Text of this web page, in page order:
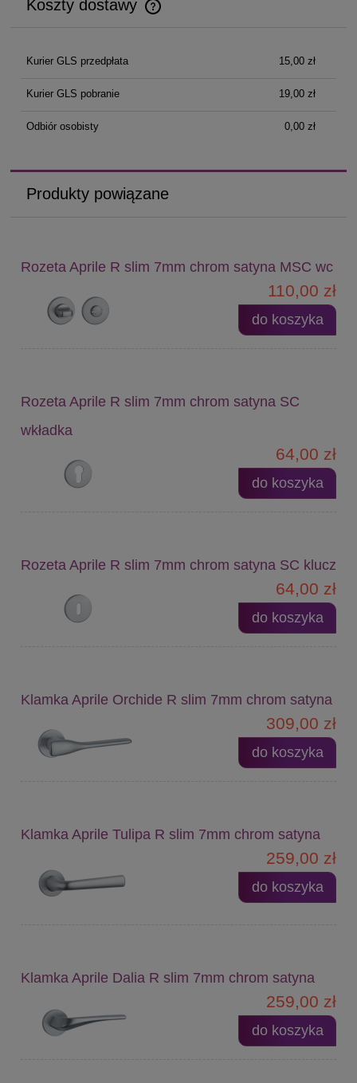
Koszty dostawy
Cena nie zawiera ewentualnych kosztów płatności
Kurier GLS przedpłata 15,00 zł
Kurier GLS pobranie 19,00 zł
Odbiór osobisty 0,00 zł
Produkty powiązane
Rozeta Aprile R slim 7mm chrom satyna MSC wc
110,00 zł
do koszyka
Rozeta Aprile R slim 7mm chrom satyna SC
wkładka
64,00 zł
do koszyka
Rozeta Aprile R slim 7mm chrom satyna SC klucz
64,00 zł
do koszyka
Klamka Aprile Orchide R slim 7mm chrom satyna
309,00 zł
do koszyka
Klamka Aprile Tulipa R slim 7mm chrom satyna
259,00 zł
do koszyka
Klamka Aprile Dalia R slim 7mm chrom satyna
259,00 zł
do koszyka